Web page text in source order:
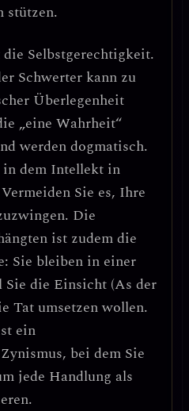
stützen.
Selbstgerechtigkeit.
Schwerter kann zu
Überlegenheit
„eine Wahrheit“
werden dogmatisch.
dem Intellekt in
Vermeiden Sie es, Ihre
Die
ist zudem die
: Sie bleiben in einer
die Einsicht (As der
Tat umsetzen wollen.
ein
, bei dem Sie
jede Handlung als